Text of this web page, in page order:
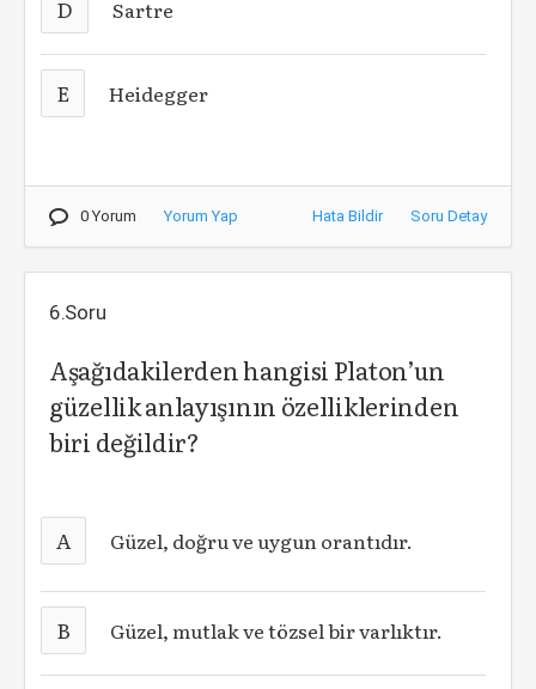
D Sartre
E Heidegger
0 Yorum Yorum Yap Hata Bildir Soru Detay
6.Soru
Aşağıdakilerden hangisi Platon’un
güzellik anlayışının özelliklerinden
biri değildir?
A Güzel, doğru ve uygun orantıdır.
B Güzel, mutlak ve tözsel bir varlıktır.